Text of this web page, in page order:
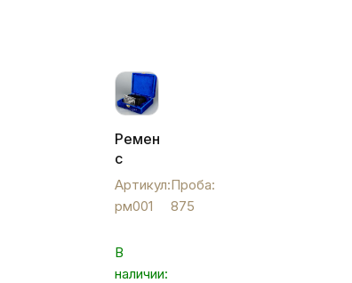
Ремень
с
серебряной
расписной
бляхой,
Артикул:
рм001
Проба:
875
В
наличии: